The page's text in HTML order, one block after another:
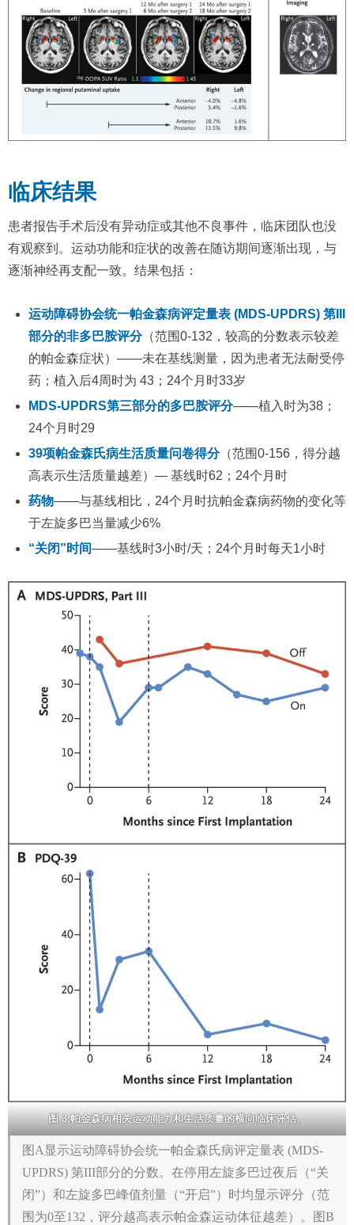
临床结果
患者报告手术后没有异动症或其他不良事件，临床团队也没
有观察到。运动功能和症状的改善在随访期间逐渐出现，与
逐渐神经再支配一致。结果包括：
运动障碍协会统一帕金森病评定量表 (MDS-UPDRS) 第III
部分的非多巴胺评分（范围0-132，较高的分数表示较差
的帕金森症状）——未在基线测量，因为患者无法耐受停
药；植入后4周时为 43；24个月时33岁
MDS-UPDRS第三部分的多巴胺评分——植入时为38；
24个月时29
39项帕金森氏病生活质量问卷得分（范围0-156，得分越
高表示生活质量越差）— 基线时62；24个月时
药物——与基线相比，24个月时抗帕金森病药物的变化等
于左旋多巴当量减少6%
“关闭”时间——基线时3小时/天；24个月时每天1小时
图 3.帕金森病相关运动能力和生活质量的横向临床评估。
图A显示运动障碍协会统一帕金森氏病评定量表 (MDS-
UPDRS) 第III部分的分数。在停用左旋多巴过夜后（“关
闭”）和左旋多巴峰值剂量（“开启”）时均显示评分（范
围为0至132，评分越高表示帕金森运动体征越差）。图B